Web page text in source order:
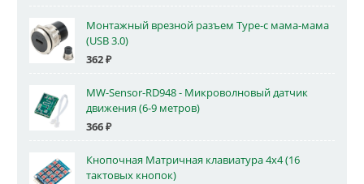
Монтажный врезной разъем Type-c мама-мама
(USB 3.0)
362₽
MW-Sensor-RD948 - Микроволновый датчик
движения (6-9 метров)
366₽
Кнопочная Матричная клавиатура 4x4 (16
тактовых кнопок)